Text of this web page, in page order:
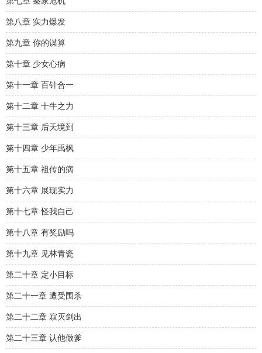
第八章 实力爆发
第九章 你的谋算
第十章 少女心病
第十一章 百针合一
第十二章 十牛之力
第十三章 后天境到
第十四章 少年禹枫
第十五章 祖传的病
第十六章 展现实力
第十七章 怪我自己
第十八章 有奖励吗
第十九章 见林青瓷
第二十章 定小目标
第二十一章 遭受围杀
第二十二章 寂灭剑出
第二十三章 认他做爹